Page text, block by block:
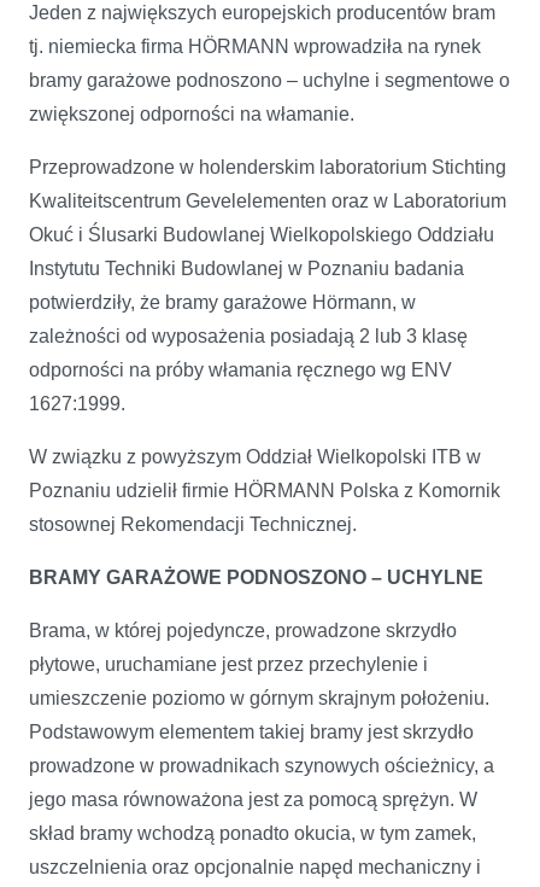
Jeden z największych europejskich producentów bram
tj. niemiecka firma HÖRMANN wprowadziła na rynek
bramy garażowe podnoszono – uchylne i segmentowe o
zwiększonej odporności na włamanie.
Przeprowadzone w holenderskim laboratorium Stichting
Kwaliteitscentrum Gevelelementen oraz w Laboratorium
Okuć i Ślusarki Budowlanej Wielkopolskiego Oddziału
Instytutu Techniki Budowlanej w Poznaniu badania
potwierdziły, że bramy garażowe Hörmann, w
zależności od wyposażenia posiadają 2 lub 3 klasę
odporności na próby włamania ręcznego wg ENV
1627:1999.
W związku z powyższym Oddział Wielkopolski ITB w
Poznaniu udzielił firmie HÖRMANN Polska z Komornik
stosownej Rekomendacji Technicznej.
BRAMY GARAŻOWE PODNOSZONO – UCHYLNE
Brama, w której pojedyncze, prowadzone skrzydło
płytowe, uruchamiane jest przez przechylenie i
umieszczenie poziomo w górnym skrajnym położeniu.
Podstawowym elementem takiej bramy jest skrzydło
prowadzone w prowadnikach szynowych ościeżnicy, a
jego masa równoważona jest za pomocą sprężyn. W
skład bramy wchodzą ponadto okucia, w tym zamek,
uszczelnienia oraz opcjonalnie napęd mechaniczny i